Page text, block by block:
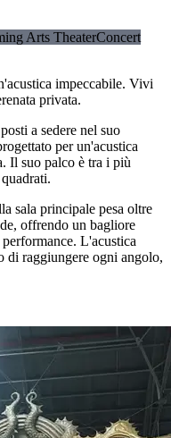
Arts TheaterConcert
impeccabile. Vivi
privata.
a sedere nel suo
per un'acustica
Il suo palco è tra i più
sala principale pesa oltre
offrendo un bagliore
L'acustica
di raggiungere ogni angolo,